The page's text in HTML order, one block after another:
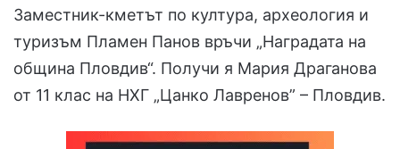
Заместник-кметът по култура, археология и
туризъм Пламен Панов връчи „Наградата на
община Пловдив“. Получи я Мария Драганова
от 11 клас на НХГ „Цанко Лавренов” – Пловдив.